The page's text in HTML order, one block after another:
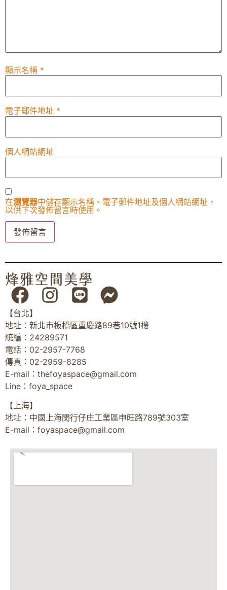
顯示名稱 *
電子郵件地址 *
個人網站網址
在瀏覽器中儲存顯示名稱、電子郵件地址及個人網站網址，
以供下次發佈留言時使用。
【台北】
地址：新北市板橋區重慶路89巷10號1樓
統編：24289571
電話：02-2957-7768
傳真：02-2959-8285
E-mail： thefoyaspace@gmail.com
Line：foya_space
【上海】
地址：中國上海閔行仔庄工業區申旺路789號303室
E-mail： foyaspace@gmail.com